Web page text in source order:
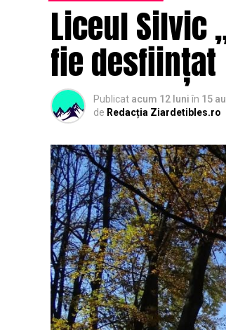
Liceul Silvic
fie desființat
Publicat acum 12 luni în 15
de Redacția Ziardetibles.ro